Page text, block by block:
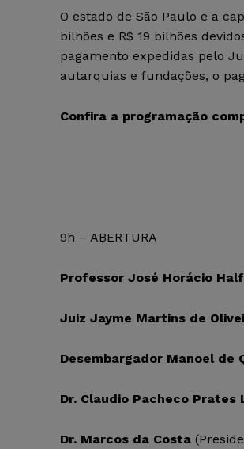
O estado de São Paulo e a
bilhões e R$ 19 bilhões
pagamento expedidas pelo
autarquias e fundações, o
Confira a programação
9h – ABERTURA
Professor José Horácio
Juiz Jayme Martins de
Desembargador Manoel de
Dr. Claudio Pacheco Prates
Dr. Marcos da Costa